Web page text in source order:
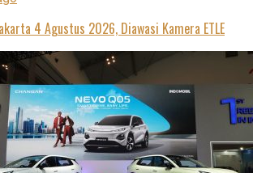
4 Agustus 2026, Diawasi Kamera ETLE